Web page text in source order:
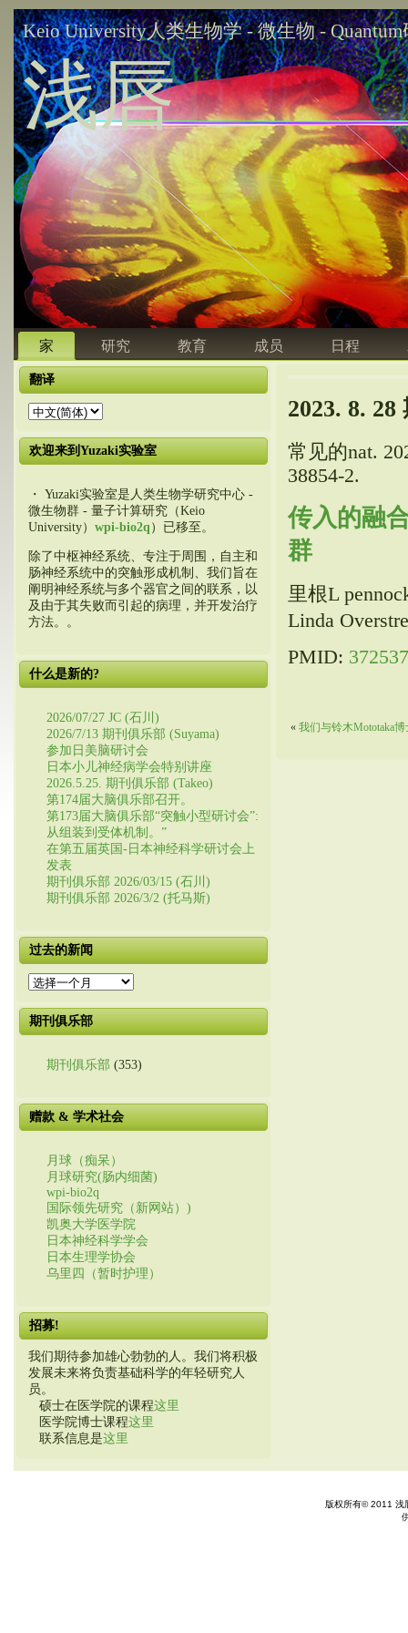
Keio University人类生物学 - 微生物 -
浅唇
家 研究 教育 成员 日程
翻译
欢迎来到Yuzaki实验室
・ Yuzaki实验室是人类生物学研究中心 -
微生物群 - 量子计算研究（Keio
University） wpi-bio2q ）已移至。
除了中枢神经系统、专注于周围，自主和
肠神经系统中的突触形成机制、我们旨在
阐明神经系统与多个器官之间的联系，以
及由于其失败而引起的病理，并开发治疗
方法。。
什么是新的?
2026/07/27 JC (石川)
2026/7/13 期刊俱乐部 (Suyama)
参加日美脑研讨会
日本小儿神经病学会特别讲座
2026.5.25. 期刊俱乐部 (Takeo)
第174届大脑俱乐部召开。
第173届大脑俱乐部“突触小型研讨会”:
从组装到受体机制。”
在第五届英国-日本神经科学研讨会上
发表
期刊俱乐部 2026/03/15 (石川)
期刊俱乐部 2026/3/2 (托马斯)
过去的新闻
过
的
新
期刊俱乐部
期刊俱乐部 (353)
赠款 & 学术社会
月球（痴呆）
月球研究(肠内细菌)
wpi-bio2q
国际领先研究（新网站）)
凯奥大学医学院
日本神经科学学会
日本生理学协会
乌里四（暂时护理）
招募!
我们期待参加雄心勃勃的人。我们将积极
发展未来将负责基础科学的年轻研究人
员。
硕士在医学院的课程这里
医学院博士课程这里
联系信息是这里
2023. 8.
常见的nat.
38854-2.
传入的融
群
里根L
Linda
PMID:
« 我们与铃木Mototaka
版权所有© 2011 浅